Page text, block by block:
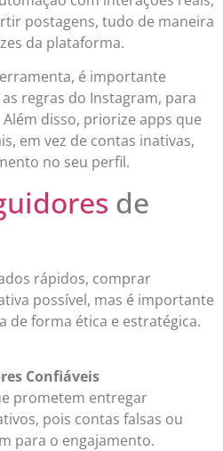
postagens, tudo de maneira
da plataforma.
é importante
regras do Instagram, para
disso, priorize apps que
em vez de contas inativas,
no seu perfil.
de
rápidos, comprar
possível, mas é importante
de forma ética e estratégica.
Confiáveis
prometem entregar
pois contas falsas ou
para o engajamento.